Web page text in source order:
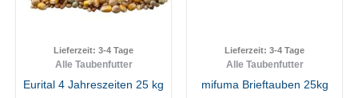
Lieferzeit: 3-4 Tage
Alle Taubenfutter
Eurital 4 Jahreszeiten 25 kg
Lieferzeit: 3-4 Tage
Alle Taubenfutter
mifuma Brieftauben 25kg